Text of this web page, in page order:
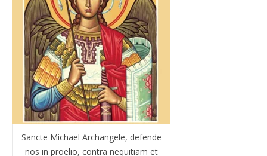
Sancte Michael Archangele, defende
nos in proelio, contra nequitiam et